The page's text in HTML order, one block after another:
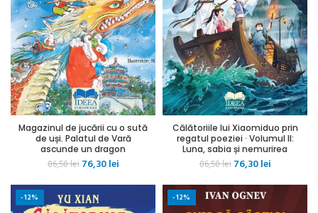
Magazinul de jucării cu o sută
de uși. Palatul de Vară
ascunde un dragon
86,58lei Prețul
a
fost:
76,30leiPrețul
este:
Călătoriile lui Xiaomiduo prin
regatul poeziei · Volumul II:
Luna, sabia și nemurirea
86,58lei Prețul
a
fost:
76,30leiPrețul
este:
-12% -12%